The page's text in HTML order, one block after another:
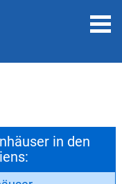
in den